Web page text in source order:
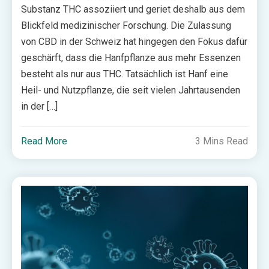
Substanz THC assoziiert und geriet deshalb aus dem
Blickfeld medizinischer Forschung. Die Zulassung
von CBD in der Schweiz hat hingegen den Fokus dafür
geschärft, dass die Hanfpflanze aus mehr Essenzen
besteht als nur aus THC. Tatsächlich ist Hanf eine
Heil- und Nutzpflanze, die seit vielen Jahrtausenden
in der […]
Read More 3 Mins Read